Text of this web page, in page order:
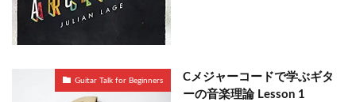
Guitar Talk for Beginners
Cメジャーコードで学ぶギタ
ーの音楽理論 Lesson 1